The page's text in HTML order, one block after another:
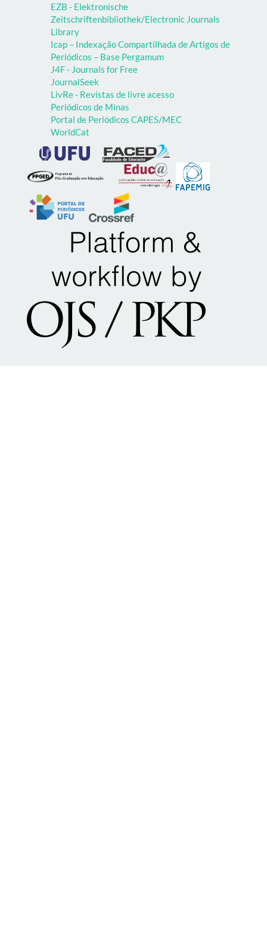
EZB - Elektronische
Zeitschriftenbibliothek/Electronic Journals
Library
Icap – Indexação Compartilhada de Artigos de
Periódicos – Base Pergamum
J4F - Journals for Free
JournalSeek
LivRe - Revistas de livre acesso
Periódicos de Minas
Portal de Periódicos CAPES/MEC
WorldCat